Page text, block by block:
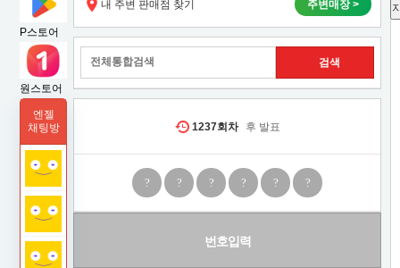
내 주변 판매점 찾기 주변매장 >
1237회차 후 발표
? ? ? ? ? ?
번호입력
P스토어
원스토어
엔젤
채팅방